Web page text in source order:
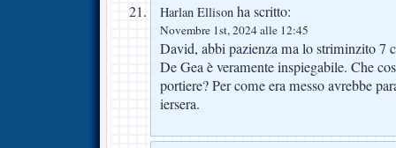
Harlan Ellison ha scritto:
Novembre 1st, 2024 alle 12:45
David, abbi pazienza ma lo striminzito 7
De Gea è veramente inspiegabile. Che
portiere? Per come era messo avrebbe
iersera.